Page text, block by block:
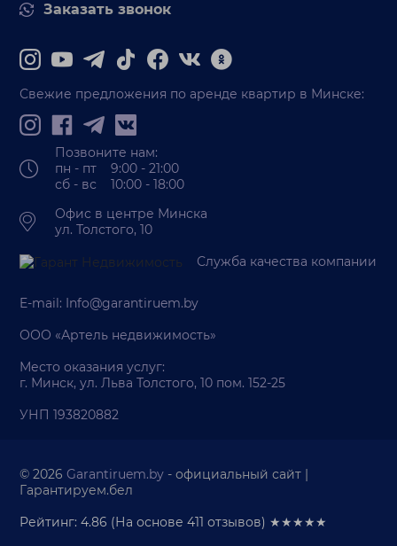
Заказать звонок
Свежие предложения по аренде квартир в Минске:
Позвоните нам:
пн - пт 9:00 - 21:00
сб - вс 10:00 - 18:00
Офис в центре Минска
ул. Толстого, 10
Служба качества компании
E-mail: Info@garantiruem.by
ООО «Артель недвижимость»
Место оказания услуг:
г. Минск, ул. Льва Толстого, 10 пом. 152-25
УНП 193820882
© 2026Garantiruem.by - официальный сайт |
Гарантируем.бел
Рейтинг: 4.86 (На основе411 отзывов) ★★★★★